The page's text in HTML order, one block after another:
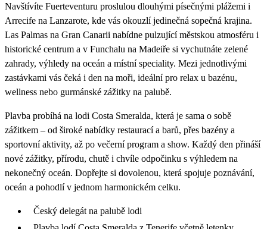
Navštívíte Fuerteventuru proslulou dlouhými písečnými plážemi i
Arrecife na Lanzarote, kde vás okouzlí jedinečná sopečná krajina.
Las Palmas na Gran Canarii nabídne pulzující městskou atmosféru i
historické centrum a v Funchalu na Madeiře si vychutnáte zelené
zahrady, výhledy na oceán a místní speciality. Mezi jednotlivými
zastávkami vás čeká i den na moři, ideální pro relax u bazénu,
wellness nebo gurmánské zážitky na palubě.
Plavba probíhá na lodi Costa Smeralda, která je sama o sobě
zážitkem – od široké nabídky restaurací a barů, přes bazény a
sportovní aktivity, až po večerní program a show. Každý den přináší
nové zážitky, přírodu, chutě i chvíle odpočinku s výhledem na
nekonečný oceán. Dopřejte si dovolenou, která spojuje poznávání,
oceán a pohodlí v jednom harmonickém celku.
Český delegát na palubě lodi